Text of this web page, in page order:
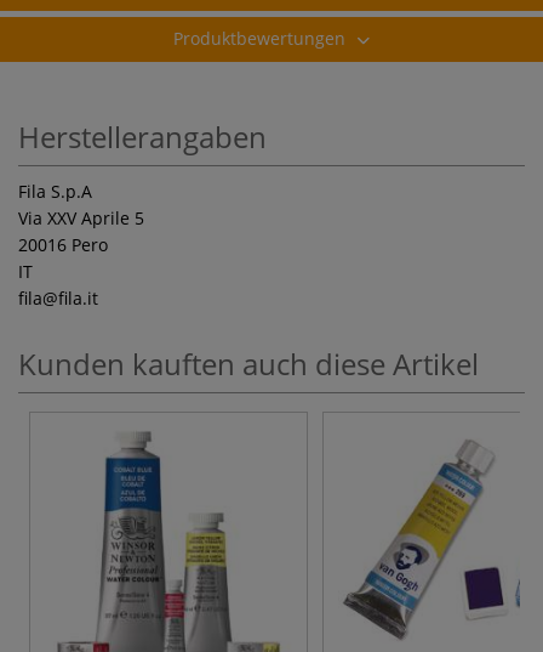
Produktbewertungen
Herstellerangaben
Fila S.p.A
Via XXV Aprile 5
20016 Pero
IT
fila@fila.it
Kunden kauften auch diese Artikel